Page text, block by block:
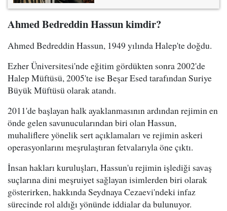
Ahmed Bedreddin Hassun kimdir?
Ahmed Bedreddin Hassun, 1949 yılında Halep'te doğdu.
Ezher Üniversitesi'nde eğitim gördükten sonra 2002'de
Halep Müftüsü, 2005'te ise Beşar Esed tarafından Suriye
Büyük Müftüsü olarak atandı.
2011'de başlayan halk ayaklanmasının ardından rejimin en
önde gelen savunucularından biri olan Hassun,
muhaliflere yönelik sert açıklamaları ve rejimin askeri
operasyonlarını meşrulaştıran fetvalarıyla öne çıktı.
İnsan hakları kuruluşları, Hassun'u rejimin işlediği savaş
suçlarına dini meşruiyet sağlayan isimlerden biri olarak
gösterirken, hakkında Seydnaya Cezaevi'ndeki infaz
sürecinde rol aldığı yönünde iddialar da bulunuyor.